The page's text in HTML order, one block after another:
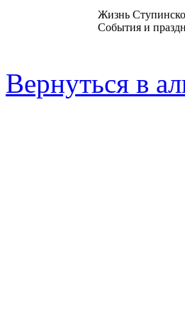
Жизнь
События и
Вернуться в